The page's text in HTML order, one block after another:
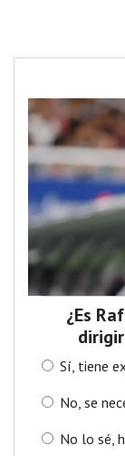
¿Es
Sí, tiene
No, se
No lo sé,